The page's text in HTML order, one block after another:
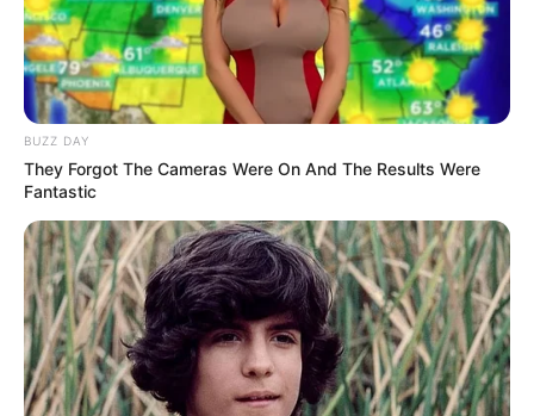
Mute
BUZZ DAY
They Forgot The Cameras Were On And The Results Were
Fantastic